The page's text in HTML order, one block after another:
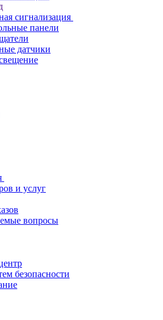
сигнализация
панели
датчики
и услуг
вопросы
безопасности